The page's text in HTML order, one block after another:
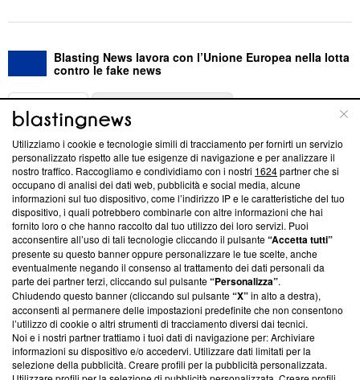
Blasting News lavora con l’Unione Europea nella lotta
contro le fake news
ABOUT
Questa sezione offre informazioni trasparenti su Blasting
News, sui nostri processi editoriali e su come ci impegniamo a
creare news di qualità. Inoltre, afferma la nostra aderenza a
‘Trust Project - News with Integrity’Blasting News non è
ancora membro del programma, ma ha richiesto di farne
parte; Trust Project non ha ancora effettuato una verifica di
conformità agli standard.
Su di noi
Team editoriale
Corporate
Redazione
Utilizziamo i cookie e tecnologie simili di tracciamento per fornirti un servizio
personalizzato rispetto alle tue esigenze di navigazione e per analizzare il
nostro traffico. Raccogliamo e condividiamo con i nostri 1624partner che si
occupano di analisi dei dati web, pubblicità e social media, alcune
informazioni sul tuo dispositivo, come l’indirizzo IP e le caratteristiche del tuo
dispositivo, i quali potrebbero combinarle con altre informazioni che hai
fornito loro o che hanno raccolto dal tuo utilizzo dei loro servizi. Puoi
acconsentire all’uso di tali tecnologie cliccando il pulsante“Accetta tutti”
presente su questo banner oppure personalizzare le tue scelte, anche
eventualmente negando il consenso al trattamento dei dati personali da
parte dei partner terzi, cliccando sul pulsante“Personalizza”.
Chiudendo questo banner (cliccando sul pulsante“X”in alto a destra),
acconsenti al permanere delle impostazioni predefinite che non consentono
l’utilizzo di cookie o altri strumenti di tracciamento diversi dai tecnici.
Noi e i nostri partner trattiamo i tuoi dati di navigazione per: Archiviare
informazioni su dispositivo e/o accedervi. Utilizzare dati limitati per la
selezione della pubblicità. Creare profili per la pubblicità personalizzata.